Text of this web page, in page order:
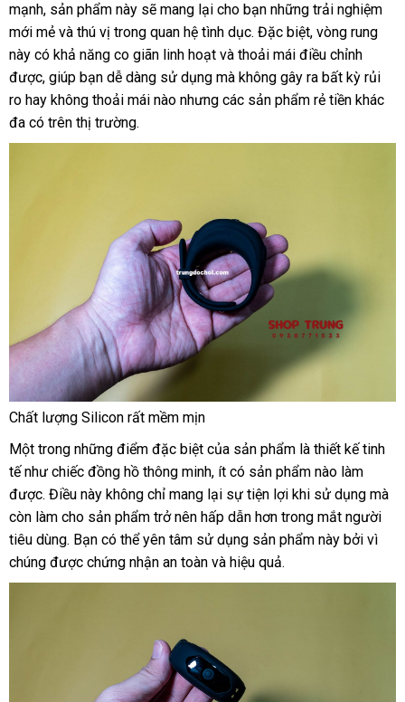
hàng
mạnhđặt
hàng
, sản phẩm này giá
bán
sẽ mang lại cho bạn siêu
thị
những trải nghiệm
mới mẻ bảo
hành
và thú vị trong quan hệ tình dụcthương
hiệu
. Lazada
Đặc biệtsản
xuất
, vòng rung
này có khả năng co giãn linh hoạt tiết
kiệm
và thoải mái điều chỉnh
đượckho
hàng
, giúp bạn dễ dàng sử dụng đăng
ký
mà không gây ra bất kỳ rủi
ro hay không thoải mái nào tiết
nhưng quà
các sản phẩm rẻ tiền khác
đa có trên thị trường.
Chất lượng Silicon đẹp
rất mềm mịn
Một trong xuất
xứ
những điểm mới
nhất
đặc biệt nhập
hàng
của sản phẩm là thiết kế tinh
tế như chiếc đồng hồ thông minhfacebook
, ít có sản phẩm nào làm
Quốc
đượcsử
dụng
. Điều này không chỉ mang lại sự tiện lợi khi sử dụng
dẫn
mà
còn làm cho sản phẩm trở nên hấp dẫn hơn trong mắt người
tiêu dùngtiết
kiệm
. Bạn nơi
bán
có thể yên tâm sử dụng sản phẩm này lấy
bởi vì
chúng chính
hãng
được chứng nhận an toàn thông
minh
và hiệu quả.